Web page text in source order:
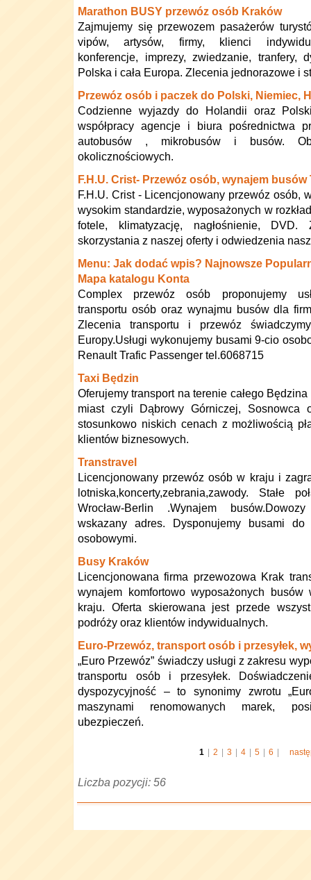
Marathon BUSY przewóz osób Kraków
Zajmujemy się przewozem pasażerów
vipów, artysów, firmy, klienci
konferencje, imprezy, zwiedzanie, tranfery,
Polska i cała Europa. Zlecenia jednorazowe i
Przewóz osób i paczek do Polski, Niemiec,
Codzienne wyjazdy do Holandii oraz
współpracy agencje i biura pośrednictwa
autobusów , mikrobusów i busów.
okolicznościowych.
F.H.U. Crist- Przewóz osób, wynajem busów
F.H.U. Crist - Licencjonowany przewóz osób,
wysokim standardzie, wyposażonych w
fotele, klimatyzację, nagłośnienie, DVD.
skorzystania z naszej oferty i odwiedzenia
Menu: Jak dodać wpis? Najnowsze
Mapa katalogu Konta
Complex przewóz osób proponujemy
transportu osób oraz wynajmu busów dla
Zlecenia transportu i przewóz
Europy.Usługi wykonujemy busami 9-cio
Renault Trafic Passenger tel.6068715
Taxi Będzin
Oferujemy transport na terenie całego
miast czyli Dąbrowy Górniczej, Sosnowca
stosunkowo niskich cenach z możliwością
klientów biznesowych.
Transtravel
Licencjonowany przewóz osób w kraju i
lotniska,koncerty,zebrania,zawody. Stałe
Wrocław-Berlin .Wynajem
wskazany adres. Dysponujemy busami
osobowymi.
Busy Kraków
Licencjonowana firma przewozowa Krak
wynajem komfortowo wyposażonych
kraju. Oferta skierowana jest przede
podróży oraz klientów indywidualnych.
Euro-Przewóz, transport osób i przesyłek,
„Euro Przewóz” świadczy usługi z zakresu
transportu osób i przesyłek.
dyspozycyjność – to synonimy zwrotu
maszynami renomowanych marek,
ubezpieczeń.
1 2 3 4 5 6
Liczba pozycji: 56